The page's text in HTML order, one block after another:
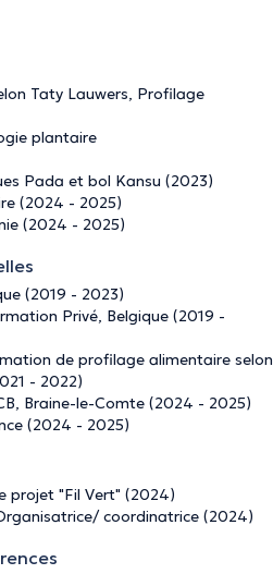
Taty Lauwers, Profilage
plantaire
Pada et bol Kansu (2023)
(2024 - 2025)
(2024 - 2025)
(2019 - 2023)
Privé, Belgique (2019 -
de profilage alimentaire selon
- 2022)
Braine-le-Comte (2024 - 2025)
(2024 - 2025)
projet "Fil Vert" (2024)
coordinatrice (2024)